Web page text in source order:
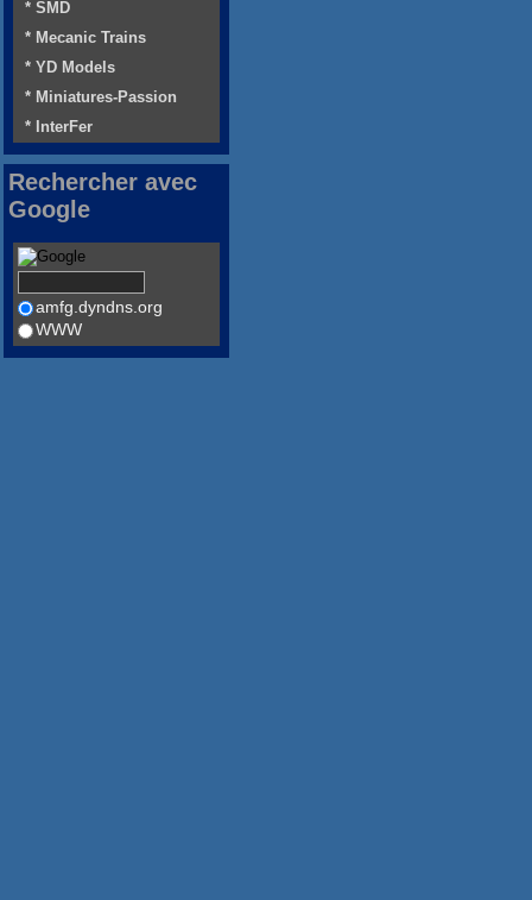
* SMD
* Mecanic Trains
* YD Models
* Miniatures-Passion
* InterFer
Rechercher avec
Google
amfg.dyndns.org
WWW